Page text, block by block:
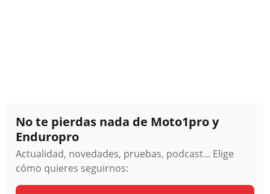
No te pierdas nada de Moto1pro y
Enduropro
Actualidad, novedades, pruebas, podcast... Elige
cómo quieres seguirnos: